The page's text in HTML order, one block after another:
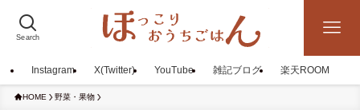
Search
Instagram X(Twitter) YouTube 雑記ブログ 楽天ROOM
HOME 野菜・果物